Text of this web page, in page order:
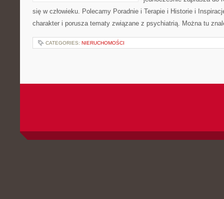
się w człowieku. Polecamy Poradnie i Terapie i Historie i
charakter i porusza tematy związane z psychiatrią. Można tu
CATEGORIES: NIERUCHOMOŚCI